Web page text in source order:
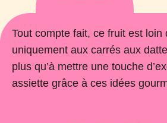
Tout compte fait, ce fruit est loin
uniquement aux carrés aux
plus qu’à mettre une touche
assiette grâce à ces idées